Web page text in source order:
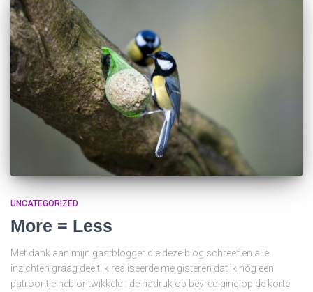
UNCATEGORIZED
More = Less
Met dank aan mijn gastblogger die deze blog schreef en alle
inzichten graag deelt Ik realiseerde me gisteren dat ik nòg een
patroontje heb ontwikkeld : de nadruk op bevrediging op de korte